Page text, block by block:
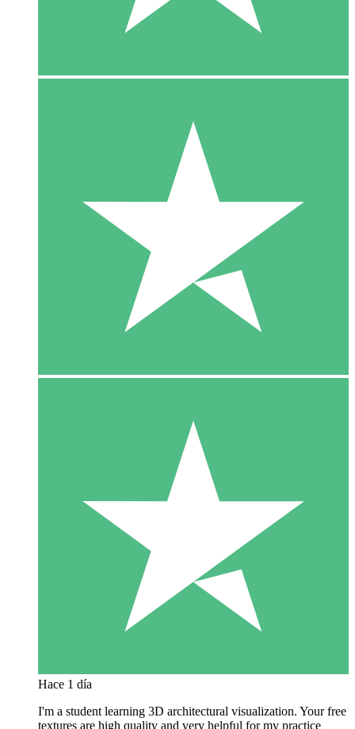
Hace 1 día
I'm a student learning 3D architectural visualization. Your free
textures are high quality and very helpful for my practice